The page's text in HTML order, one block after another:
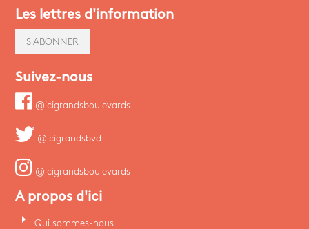
Les lettres d'information
S'ABONNER
Suivez-nous
@icigrandsboulevards
@icigrandsbvd
@icigrandsboulevards
A propos d'ici
arrow_right Qui sommes-nous